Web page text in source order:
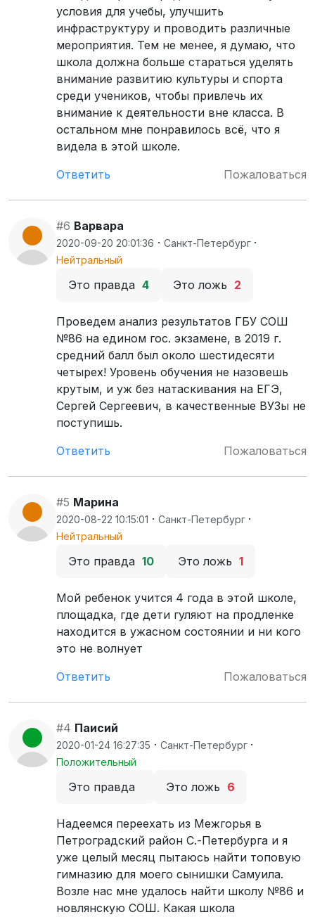
условия для учебы, улучшить
инфраструктуру и проводить различные
мероприятия. Тем не менее, я думаю, что
школа должна больше стараться уделять
внимание развитию культуры и спорта
среди учеников, чтобы привлечь их
внимание к деятельности вне класса. В
остальном мне понравилось всё, что я
видела в этой школе.
Ответить
Пожаловаться
#6 Варвара
2020-09-20 20:01:36 · Санкт-Петербург ·
Нейтральный
Это правда 4 Это ложь 2
Проведем анализ результатов ГБУ СОШ
№86 на едином гос. экзамене, в 2019 г.
средний балл был около шестидесяти
четырех! Уровень обучения не назовешь
крутым, и уж без натаскивания на ЕГЭ,
Сергей Сергеевич, в качественные ВУЗы не
поступишь.
Ответить
Пожаловаться
#5 Марина
2020-08-22 10:15:01 · Санкт-Петербург ·
Нейтральный
Это правда 10 Это ложь 1
Мой ребенок учится 4 года в этой школе,
площадка, где дети гуляют на продленке
находится в ужасном состоянии и ни кого
это не волнует
Ответить
Пожаловаться
#4 Паисий
2020-01-24 16:27:35 · Санкт-Петербург ·
Положительный
Это правда Это ложь 6
Надеемся переехать из Межгорья в
Петроградский район С.-Петербурга и я
уже целый месяц пытаюсь найти топовую
гимназию для моего сынишки Самуила.
Возле нас мне удалось найти школу №86 и
новлянскую СОШ. Какая школа